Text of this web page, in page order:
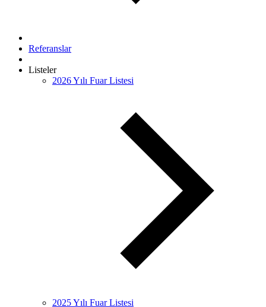
Referanslar
Listeler
2026 Yılı Fuar Listesi
2025 Yılı Fuar Listesi